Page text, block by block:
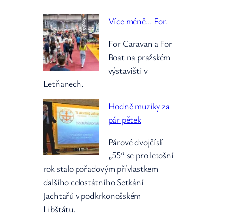
Více méně… For.
For Caravan a For
Boat na pražském
výstavišti v
Letňanech.
Hodně muziky za
pár pětek
Párové dvojčíslí
„55“ se pro letošní
rok stalo pořadovým přívlastkem
dalšího celostátního Setkání
Jachtařů v podkrkonošském
Libštátu.